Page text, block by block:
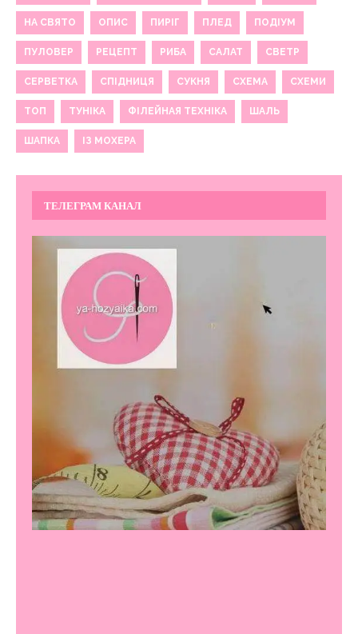
НА СВЯТО ОПИС ПИРІГ ПЛЕД ПОДІУМ
ПУЛОВЕР РЕЦЕПТ РИБА САЛАТ СВЕТР
СЕРВЕТКА СПІДНИЦЯ СУКНЯ СХЕМА СХЕМИ
ТОП ТУНІКА ФІЛЕЙНАЯ ТЕХНІКА ШАЛЬ
ШАПКА ІЗ МОХЕРА
ТЕЛЕГРАМ КАНАЛ